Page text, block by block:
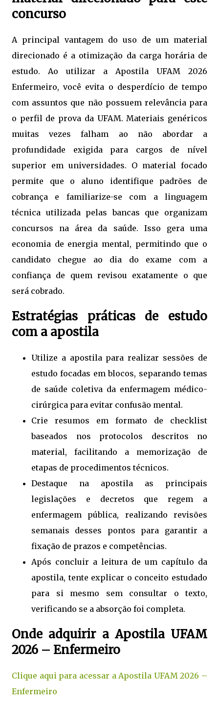
concurso
A principal vantagem do uso de um material
direcionado é a otimização da carga horária de
estudo. Ao utilizar a Apostila UFAM 2026
Enfermeiro, você evita o desperdício de tempo
com assuntos que não possuem relevância para
o perfil de prova da UFAM. Materiais genéricos
muitas vezes falham ao não abordar a
profundidade exigida para cargos de nível
superior em universidades. O material focado
permite que o aluno identifique padrões de
cobrança e familiarize-se com a linguagem
técnica utilizada pelas bancas que organizam
concursos na área da saúde. Isso gera uma
economia de energia mental, permitindo que o
candidato chegue ao dia do exame com a
confiança de quem revisou exatamente o que
será cobrado.
Estratégias práticas de estudo
com a apostila
Utilize a apostila para realizar sessões de
estudo focadas em blocos, separando temas
de saúde coletiva da enfermagem médico-
cirúrgica para evitar confusão mental.
Crie resumos em formato de checklist
baseados nos protocolos descritos no
material, facilitando a memorização de
etapas de procedimentos técnicos.
Destaque na apostila as principais
legislações e decretos que regem a
enfermagem pública, realizando revisões
semanais desses pontos para garantir a
fixação de prazos e competências.
Após concluir a leitura de um capítulo da
apostila, tente explicar o conceito estudado
para si mesmo sem consultar o texto,
verificando se a absorção foi completa.
Onde adquirir a Apostila UFAM
2026 – Enfermeiro
Clique aqui para acessar a Apostila UFAM 2026 –
Enfermeiro